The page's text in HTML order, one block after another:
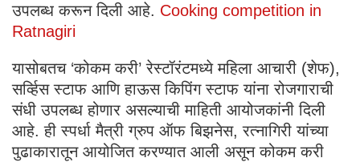
उपलब्ध करून दिली आहे. Cooking competition in
Ratnagiri
यासोबतच ‘कोकम करी’ रेस्टॉरंटमध्ये महिला आचारी (शेफ),
सर्व्हिस स्टाफ आणि हाऊस किपिंग स्टाफ यांना रोजगाराची
संधी उपलब्ध होणार असल्याची माहिती आयोजकांनी दिली
आहे. ही स्पर्धा मैत्री ग्रुप ऑफ बिझनेस, रत्नागिरी यांच्या
पुढाकारातून आयोजित करण्यात आली असून कोकम करी